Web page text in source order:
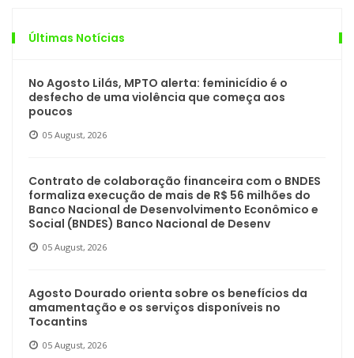
Últimas Notícias
No Agosto Lilás, MPTO alerta: feminicídio é o
desfecho de uma violência que começa aos
poucos
05 August, 2026
Contrato de colaboração financeira com o BNDES
formaliza execução de mais de R$ 56 milhões do
Banco Nacional de Desenvolvimento Econômico e
Social (BNDES) Banco Nacional de Desenv
05 August, 2026
Agosto Dourado orienta sobre os benefícios da
amamentação e os serviços disponíveis no
Tocantins
05 August, 2026